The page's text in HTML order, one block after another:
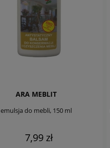
ARA MEBLIT
emulsja do mebli, 150 ml
7,99 zł